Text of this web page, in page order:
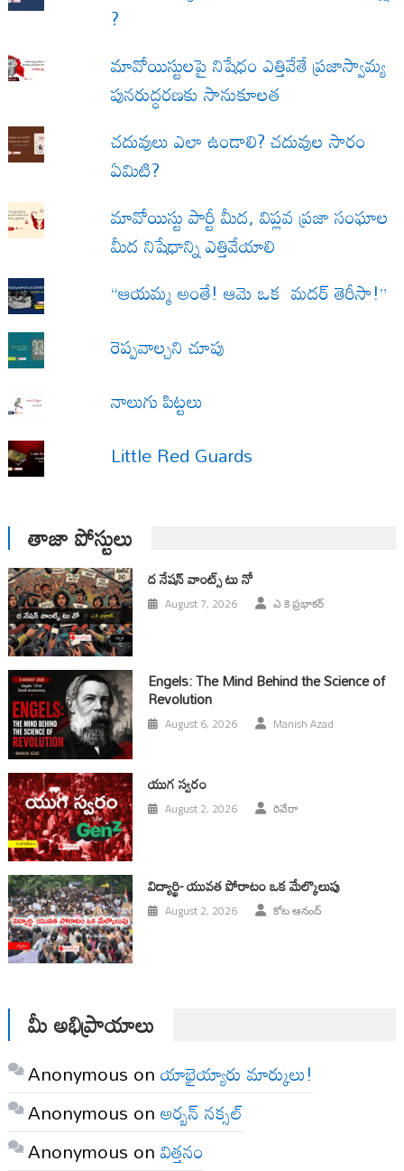
?
మావోయిస్టులపై నిషేధం ఎత్తివేతే ప్రజాస్వామ్య
పునరుద్ధరణకు సానుకూలత
చదువులు ఎలా ఉండాలి? చదువుల సారం
ఏమిటి?
మావోయిస్టు పార్టీ మీద, విప్లవ ప్రజా సంఘాల
మీద నిషేధాన్ని ఎత్తివేయాలి
“ఆయమ్మ అంతే! ఆమె ఒక మదర్ తెరీసా!”
రెప్పవాల్చని చూపు
నాలుగు పిట్టలు
Little Red Guards
తాజా పోస్టులు
ద నేషన్ వాంట్స్ టు నో
August 7, 2026 ఎ కె ప్రభాకర్
Engels: The Mind Behind the Science of
Revolution
August 6, 2026 Manish Azad
యుగ స్వ‌రం
August 2, 2026 రివేరా
విద్యార్థి- యువత పోరాటం ఒక మేల్కొలుపు
August 2, 2026 కోట ఆనంద్
మీ అభిప్రాయాలు
Anonymous onయాభైయ్యారు మార్కులు!
Anonymous onఅర్బన్ నక్సల్
Anonymous onవిత్తనం